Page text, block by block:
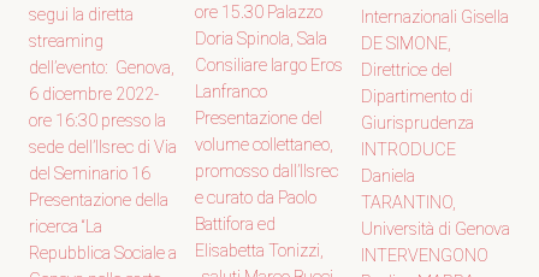
segui la diretta
streaming
dell’evento: Genova,
6 dicembre 2022-
ore 16:30 presso la
sede dell’Ilsrec di Via
del Seminario 16
Presentazione della
ricerca “La
Repubblica Sociale a
ore 15.30 Palazzo
Doria Spinola, Sala
Consiliare largo Eros
Lanfranco
Presentazione del
volume collettaneo,
promosso dall’Ilsrec
e curato da Paolo
Battifora ed
Elisabetta Tonizzi,
Internazionali Gisella
DE SIMONE,
Direttrice del
Dipartimento di
Giurisprudenza
INTRODUCE
Daniela
TARANTINO,
Università di Genova
INTERVENGONO